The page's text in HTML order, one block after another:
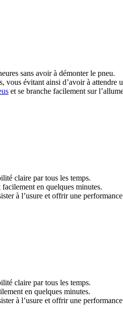
sans avoir à démonter le pneu.
évitant ainsi d’avoir à attendre
et se branche facilement sur
claire par tous les temps.
en quelques minutes.
à l’usure et offrir une
claire par tous les temps.
en quelques minutes.
à l’usure et offrir une